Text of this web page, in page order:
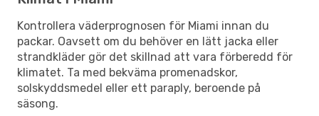
Kontrollera väderprognosen för Miami innan du
packar. Oavsett om du behöver en lätt jacka eller
strandkläder gör det skillnad att vara förberedd för
klimatet. Ta med bekväma promenadskor,
solskyddsmedel eller ett paraply, beroende på
säsong.